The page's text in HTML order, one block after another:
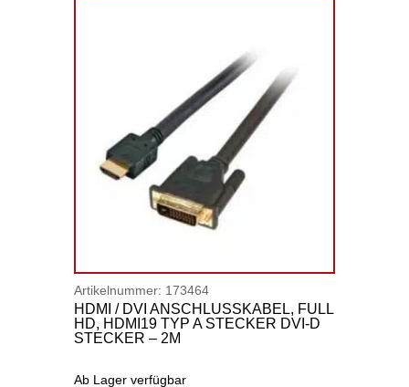
Artikelnummer: 173464
HDMI / DVI ANSCHLUSSKABEL, FULL
HD, HDMI19 TYP A STECKER DVI-D
STECKER – 2M
Ab Lager verfügbar